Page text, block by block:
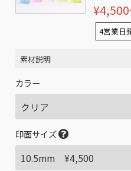
4営業日
素材説明
カラー
印面サイズ